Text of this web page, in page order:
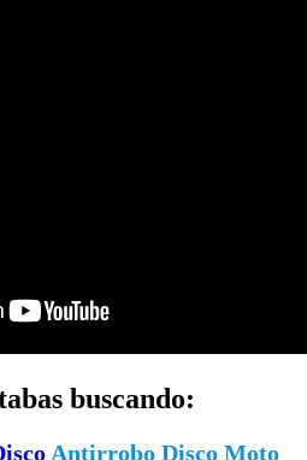
buscando:
Antirrobo Disco Moto